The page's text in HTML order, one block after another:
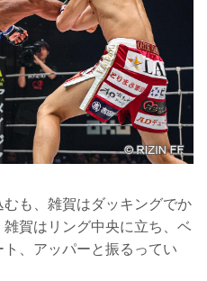
も、雑賀はダッキングでか
賀はリング中央に立ち、ベ
、アッパーと振るってい